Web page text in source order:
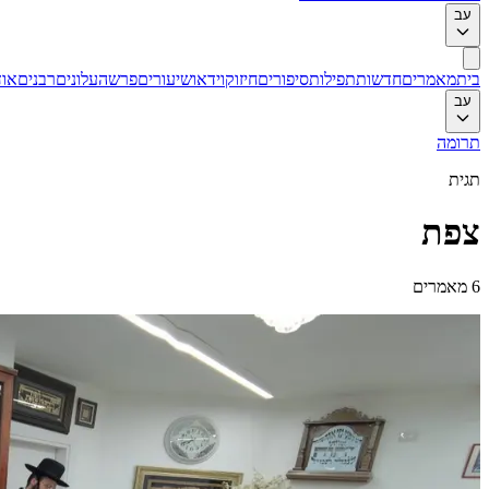
עב
ביתמאמריםחדשותתפילותסיפוריםחיזוקוידאושיעוריםפרשהעלוניםרבנים
עב
תרומה
תגית
צפת
6 מאמרים